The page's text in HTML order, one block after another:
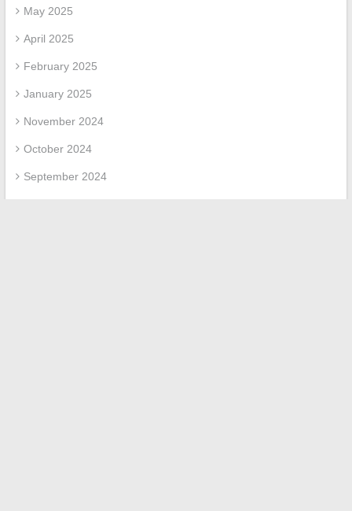
May 2025
April 2025
February 2025
January 2025
November 2024
October 2024
September 2024